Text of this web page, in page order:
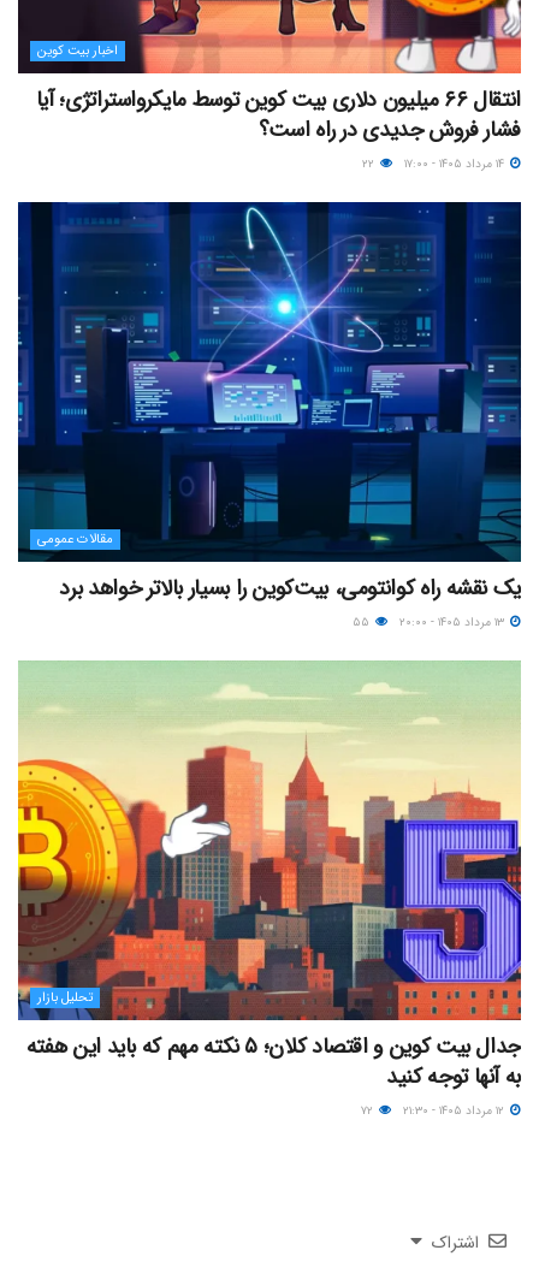
اخبار بیت کوین
انتقال ۶۶ میلیون دلاری بیت کوین توسط مایکرواستراتژی؛ آیا
فشار فروش جدیدی در راه است؟
مقالات عمومی
یک نقشه راه کوانتومی، بیت‌کوین را بسیار بالاتر خواهد برد
تحلیل بازار
جدال بیت کوین و اقتصاد کلان؛ ۵ نکته مهم که باید این هفته
به آنها توجه کنید
اشتراک